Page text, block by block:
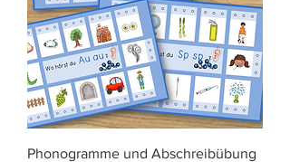
Phonogramme und Abschreibübung